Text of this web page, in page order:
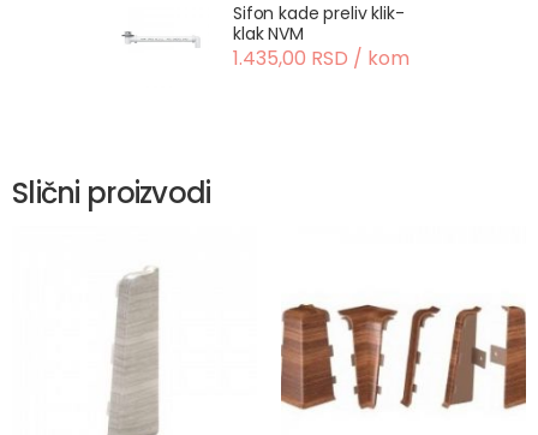
Sifon kade preliv klik-
klak NVM
1.435,00 RSD / kom
Slični proizvodi